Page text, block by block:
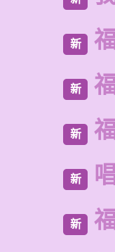
新
新
新
新
新